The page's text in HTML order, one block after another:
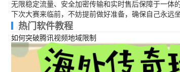
无限稳定流量、安全加密传输和实时售后保障于一体
下次大赛来临前，不妨提前做好准备，确保自己永远
热门软件教程
如何突破腾讯视频地域限制